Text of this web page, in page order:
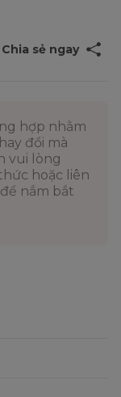
Chia sẻ ngay
hợp nhằm
đổi mà
vui lòng
hoặc liên
nắm bắt